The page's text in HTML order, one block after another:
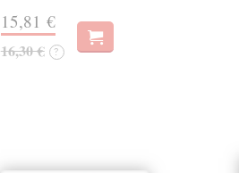
15,81 €
16,30 € ?